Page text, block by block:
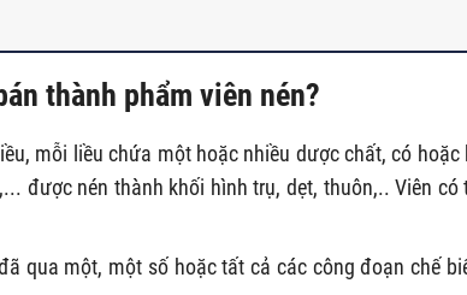
thành phẩm viên nén?
mỗi liều chứa một hoặc nhiều dược chất, có hoặc
được nén thành khối hình trụ, dẹt, thuôn,.. Viên có
qua một, một số hoặc tất cả các công đoạn chế